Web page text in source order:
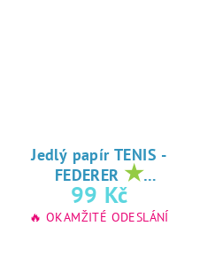
Jedlý papír TENIS -
FEDERER ★
oblíbený tisk na
jedlý papír
99 Kč
🔥 OKAMŽITÉ ODESLÁNÍ